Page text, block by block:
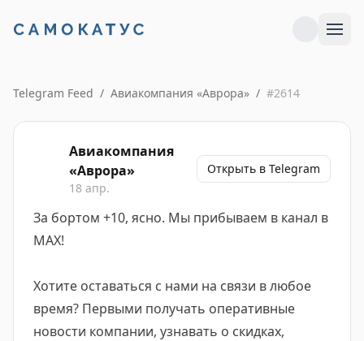
Telegram Feed / Авиакомпания «Аврора» / #2614
Авиакомпания
«Аврора»
18 апр.
Открыть в Telegram
За бортом +10, ясно. Мы прибываем в канал в
МАХ!
Хотите оставаться с нами на связи в любое
время? Первыми получать оперативные
новости компании, узнавать о скидках,